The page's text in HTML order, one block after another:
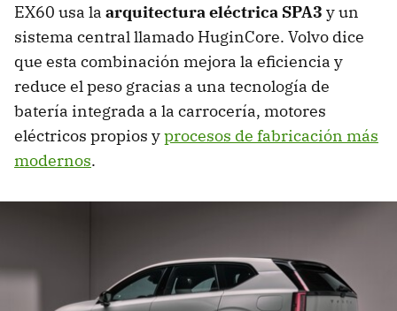
EX60 usa la arquitectura eléctrica SPA3 y un
sistema central llamado HuginCore. Volvo dice
que esta combinación mejora la eficiencia y
reduce el peso gracias a una tecnología de
batería integrada a la carrocería, motores
eléctricos propios yprocesos de fabricación más
modernos.